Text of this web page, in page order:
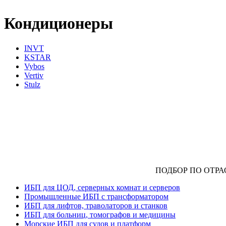
Кондиционеры
INVT
KSTAR
Vybos
Vertiv
Stulz
ПОДБОР ПО
ИБП для ЦОД, серверных комнат и серверов
Промышленные ИБП с трансформатором
ИБП для лифтов, траволаторов и станков
ИБП для больниц, томографов и медицины
Морские ИБП для судов и платформ